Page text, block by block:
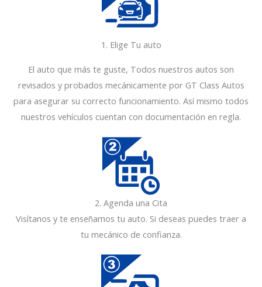
1. Elige Tu auto
El auto que más te guste, Todos nuestros autos son
revisados y probados mecánicamente por GT Class Autos
para asegurar su correcto funcionamiento. Así mismo todos
nuestros vehículos cuentan con documentación en regla.
2. Agenda una Cita
Visítanos y te enseñamos tu auto. Si deseas puedes traer a
tu mecánico de confianza.